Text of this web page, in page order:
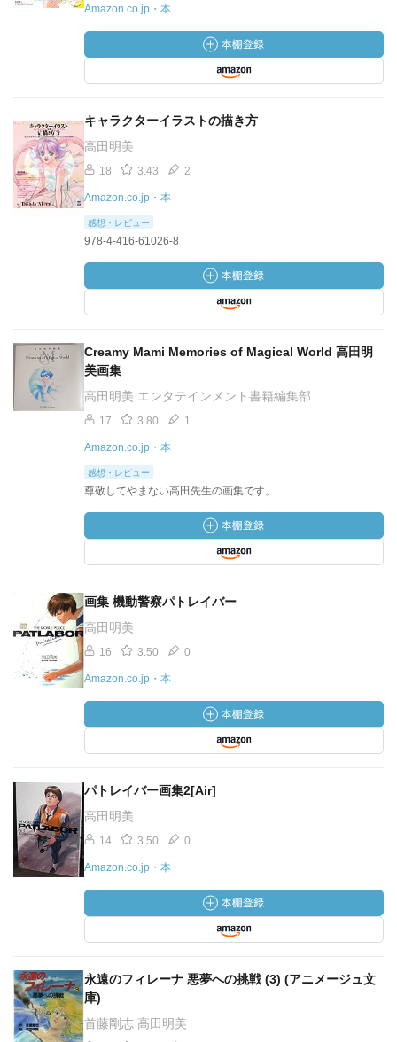
Amazon.co.jp・本
キャラクターイラストの描き方
高田明美
18 3.43 2
Amazon.co.jp・本
感想・レビュー
978-4-416-61026-8
Creamy Mami Memories of Magical World 高田明
美画集
高田明美 エンタテインメント書籍編集部
17 3.80 1
Amazon.co.jp・本
感想・レビュー
尊敬してやまない高田先生の画集です。
画集 機動警察パトレイバー
高田明美
16 3.50 0
Amazon.co.jp・本
パトレイバー画集2[Air]
高田明美
14 3.50 0
Amazon.co.jp・本
永遠のフィレーナ 悪夢への挑戦 (3) (アニメージュ文
庫)
首藤剛志 高田明美